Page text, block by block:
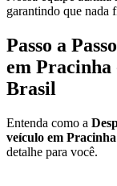
garantindo que nada
Passo a
em Pracinha
Brasil
Entenda como a
veículo em
detalhe para você.